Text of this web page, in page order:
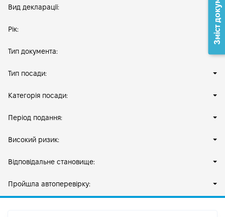
Вид декларації:
Рік:
Тип документа:
Тип посади:
Категорія посади:
Період подання:
Високий ризик:
Відповідальне становище:
Пройшла автоперевірку: